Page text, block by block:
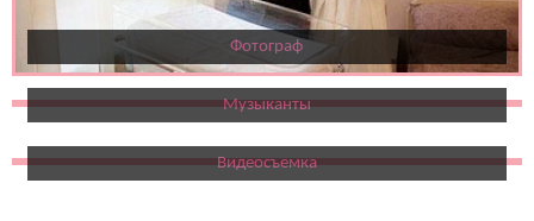
Фотограф
Музыканты
Видеосъемка